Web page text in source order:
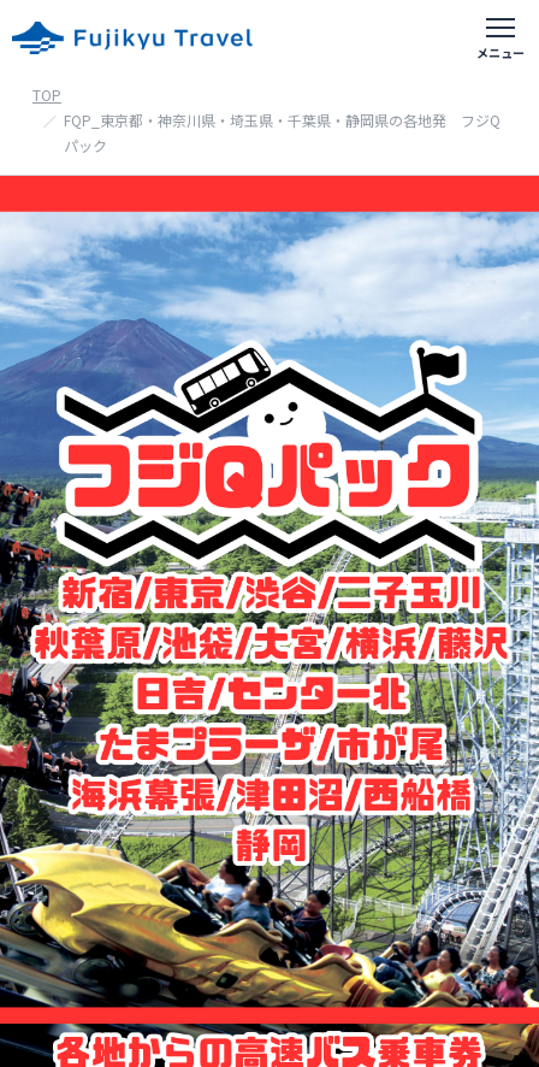
お問い合わせ マイページ
富士急おすすめアクティビティ
首都圏出発の旅行
東京都・神奈川県・埼玉県・千葉県等
山梨県出発の旅行
甲府・富士吉田等
静岡県出発の旅行
御殿場・沼津・富士宮等
ホテル予約
高速バス予約
フジムスビ
富士山周辺に行く人必見！
TOP
FQP_東京都・神奈川県・埼玉県・千葉県・静岡県の各地発 フジQ
パック